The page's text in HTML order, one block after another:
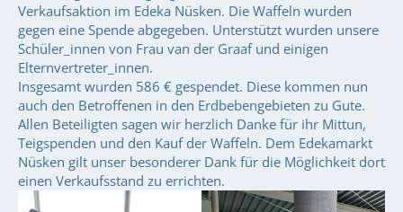
Verkaufsaktion im Edeka Nüsken. Die Waffeln wurden
gegen eine Spende abgegeben. Unterstützt wurden unsere
Schüler_innen von Frau van der Graaf und einigen
Elternvertreter_innen.
Insgesamt wurden 586 € gespendet. Diese kommen nun
auch den Betroffenen in den Erdbebengebieten zu Gute.
Allen Beteiligten sagen wir herzlich Danke für ihr Mittun,
Teigspenden und den Kauf der Waffeln. Dem Edekamarkt
Nüsken gilt unser besonderer Dank für die Möglichkeit dort
einen Verkaufsstand zu errichten.